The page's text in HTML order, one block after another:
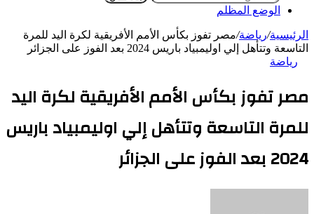
الوضع المظلم
الرئيسية/رياضة/مصر تفوز بكأس الأمم الأفريقية لكرة اليد للمرة
التاسعة وتتأهل إلي اوليمبياد باريس 2024 بعد الفوز على الجزائر
رياضة
مصر تفوز بكأس الأمم الأفريقية لكرة اليد
للمرة التاسعة وتتأهل إلي اوليمبياد باريس
2024 بعد الفوز على الجزائر